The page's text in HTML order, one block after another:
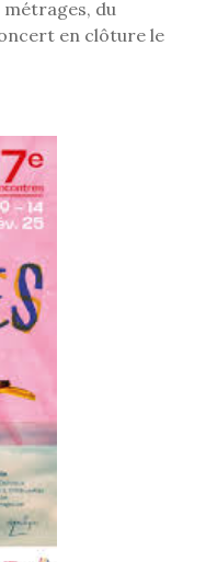
métrages, du
en clôture le